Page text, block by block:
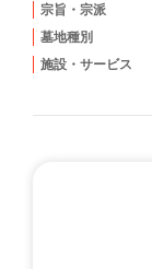
宗旨・宗派
墓地種別
施設・サービス